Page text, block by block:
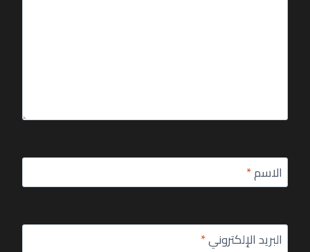
الاسم*
البريد الإلكتروني*